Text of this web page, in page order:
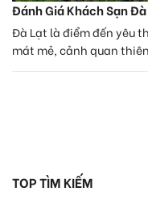
Đánh Giá Khách Sạn
Đà Lạt là điểm đến yêu
mát mẻ, cảnh quan
TOP TÌM KIẾM